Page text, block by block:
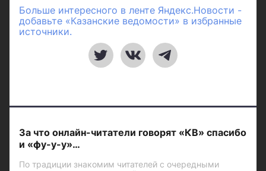
Больше интересного в ленте Яндекс.Новости -
добавьте «Казанские ведомости» в избранные
источники.
За что онлайн-читатели говорят «КВ» спасибо
и «фу-у-у»…
По традиции знакомим читателей с очередными